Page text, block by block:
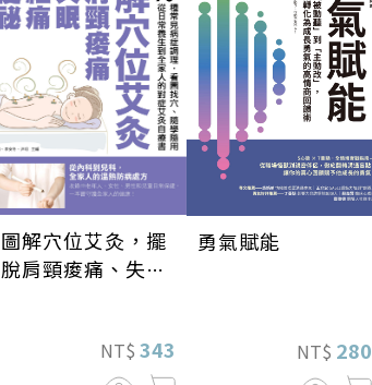
圖解穴位艾灸，擺
脫肩頸痠痛、失
NT$ 343
勇氣賦能
NT$ 280